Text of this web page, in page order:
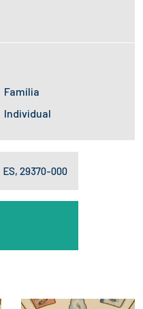
Família
Individual
29370-000